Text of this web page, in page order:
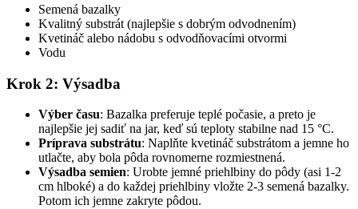
Semená bazalky
Kvalitný substrát (najlepšie s dobrým odvodnením)
Kvetináč alebo nádobu s odvodňovacími otvormi
Vodu
Krok 2: Výsadba
Výber času: Bazalka preferuje teplé počasie, a preto je
najlepšie jej sadiť na jar, keď sú teploty stabilne nad 15 °C.
Príprava substrátu: Naplňte kvetináč substrátom a jemne ho
utlačte, aby bola pôda rovnomerne rozmiestnená.
Výsadba semien: Urobte jemné priehlbiny do pôdy (asi 1-2
cm hlboké) a do každej priehlbiny vložte 2-3 semená bazalky.
Potom ich jemne zakryte pôdou.